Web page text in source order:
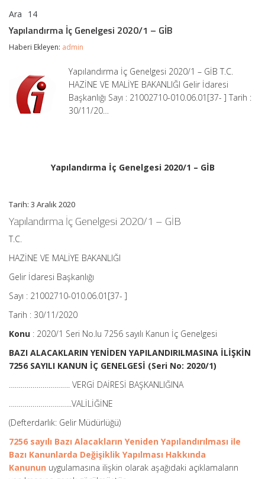
Ara 14
Genelgesi
2020/1
Yapılandırma İç Genelgesi 2020/1 – GİB
Haberi Ekleyen: admin
Yapılandırma İç Genelgesi 2020/1 – GİB T.C.
HAZİNE VE MALİYE BAKANLIĞI Gelir İdaresi
Başkanlığı Sayı : 21002710-010.06.01[37- ] Tarih :
30/11/20…
Yapılandırma İç Genelgesi 2020/1 – GİB
Tarih: 3 Aralık 2020
Yapılandırma İç Genelgesi 2020/1 – GİB
T.C.
HAZİNE VE MALİYE BAKANLIĞI
Gelir İdaresi Başkanlığı
Sayı : 21002710-010.06.01[37- ]
Tarih : 30/11/2020
Konu : 2020/1 Seri No.lu 7256 sayılı Kanun İç Genelgesi
BAZI ALACAKLARIN YENİDEN YAPILANDIRILMASINA İLİŞKİN
7256 SAYILI KANUN İÇ GENELGESİ (Seri No: 2020/1)
…………………………. VERGİ DAİRESİ BAŞKANLIĞINA
…………………………..VALİLİĞİNE
(Defterdarlık: Gelir Müdürlüğü)
7256 sayılı Bazı Alacakların Yeniden Yapılandırılması ile
Bazı Kanunlarda Değişiklik Yapılması Hakkında
Kanunun uygulamasına ilişkin olarak aşağıdaki açıklamaların